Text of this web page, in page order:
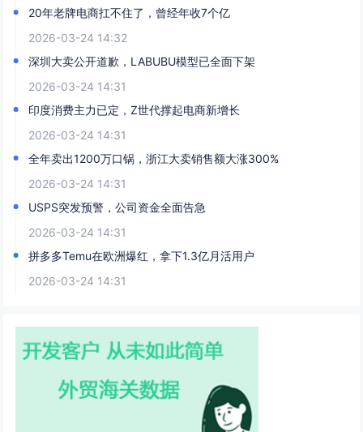
20年老牌电商扛不住了，曾经年收7个亿
2026-03-24 14:32
深圳大卖公开道歉，LABUBU模型已全面下架
2026-03-24 14:31
印度消费主力已定，Z世代撑起电商新增长
2026-03-24 14:31
全年卖出1200万口锅，浙江大卖销售额大涨300%
2026-03-24 14:31
USPS突发预警，公司资金全面告急
2026-03-24 14:31
拼多多Temu在欧洲爆红，拿下1.3亿月活用户
2026-03-24 14:31